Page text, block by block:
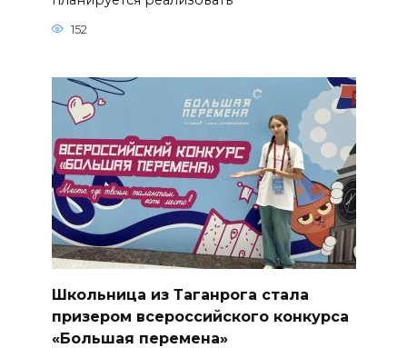
152
Школьница из Таганрога стала
призером всероссийского конкурса
«Большая перемена»